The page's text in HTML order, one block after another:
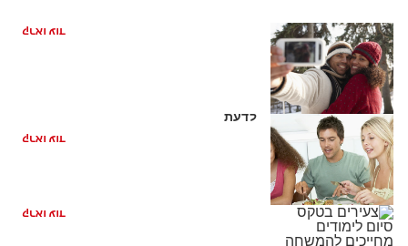
קראו עוד
לדעת
קראו עוד
קראו עוד